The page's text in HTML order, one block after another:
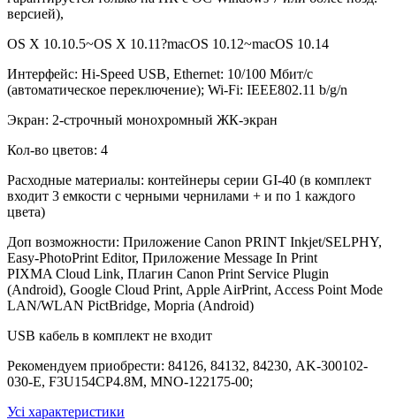
версией),
OS X 10.10.5~OS X 10.11?macOS 10.12~macOS 10.14
Интерфейс: Hi-Speed USB, Ethernet: 10/100 Мбит/с
(автоматическое переключение); Wi-Fi: IEEE802.11 b/g/n
Экран: 2-строчный монохромный ЖК-экран
Кол-во цветов: 4
Расходные материалы: контейнеры серии GI-40 (в комплект
входит 3 емкости с черными чернилами + и по 1 каждого
цвета)
Доп возможности: Приложение Canon PRINT Inkjet/SELPHY,
Easy-PhotoPrint Editor, Приложение Message In Print
PIXMA Cloud Link, Плагин Canon Print Service Plugin
(Android), Google Cloud Print, Apple AirPrint, Access Point Mode
LAN/WLAN PictBridge, Mopria (Android)
USB кабель в комплект не входит
Рекомендуем приобрести: 84126, 84132, 84230, AK-300102-
030-E, F3U154CP4.8M, MNO-122175-00;
Усі характеристики